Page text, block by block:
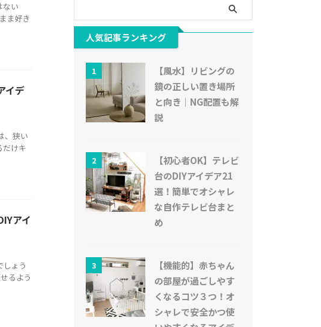
ない
ま好き
イデ
、狭い
だけキ
アイ
ょう
るよう
人気記事ランキング
1
【風水】リビングの
鏡の正しい置き場所
と向き｜NG配置も解
説
2
【初心者OK】テレビ
台のDIYアイデア21
選！簡単でオシャレ
な自作テレビ台まと
め
3
【機能的】赤ちゃん
の部屋が過ごしやす
くなるコツ３つ！オ
シャレで安全かつ使